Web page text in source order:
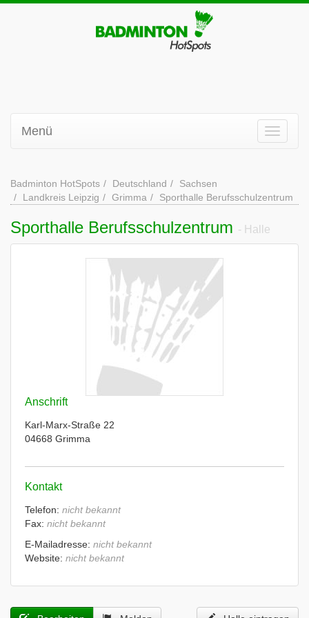
Menü
Badminton HotSpots Deutschland
Sachsen
Landkreis Leipzig
Grimma Sporthalle Berufsschulzentrum
Sporthalle Berufsschulzentrum - Halle
Anschrift
Karl-Marx-Straße 22
04668 Grimma
Kontakt
Telefon: nicht bekannt
Fax: nicht bekannt
E-Mailadresse: nicht bekannt
Website: nicht bekannt